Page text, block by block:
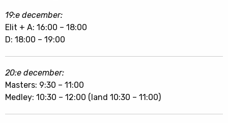
19:e december:
Elit + A: 16:00 – 18:00
D: 18:00 – 19:00
20:e december:
Masters: 9:30 – 11:00
Medley: 10:30 – 12:00 (land 10:30 – 11:00)